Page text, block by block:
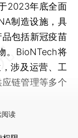
2023年底全面
制造设施，具
包括新冠疫苗
。BioNTech将
涉及运营、工
链管理等多个
阅读